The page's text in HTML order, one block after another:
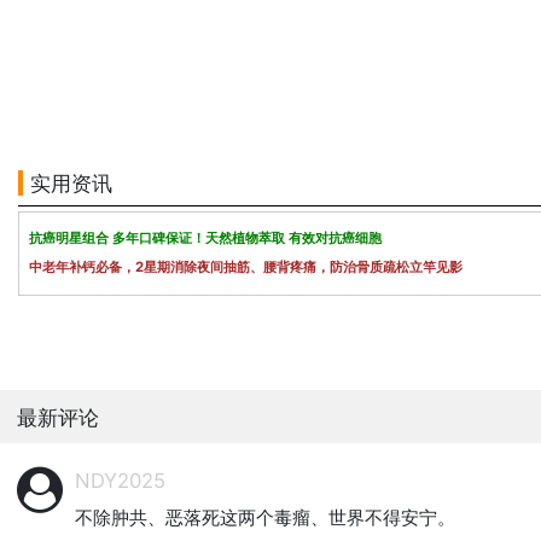
实用资讯
抗癌明星组合 多年口碑保证！天然植物萃取 有效对抗癌细胞
中老年补钙必备，2星期消除夜间抽筋、腰背疼痛，防治骨质疏松立竿见影
最新评论
NDY2025
不除肿共、恶落死这两个毒瘤、世界不得安宁。